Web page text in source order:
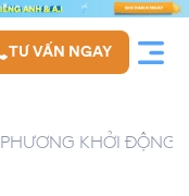
TƯ VẤN NGAY
KHỞI ĐỘNG